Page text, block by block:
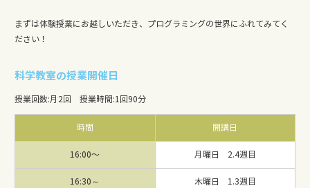
まずは体験授業にお越しいただき、プログラミングの世界にふれてみてく
ださい！
科学教室の授業開催日
授業回数:月2回 授業時間 :1回90分
時間 開講日
16:00〜 月曜日 2.4週目
16:30～ 木曜日 1.3週目